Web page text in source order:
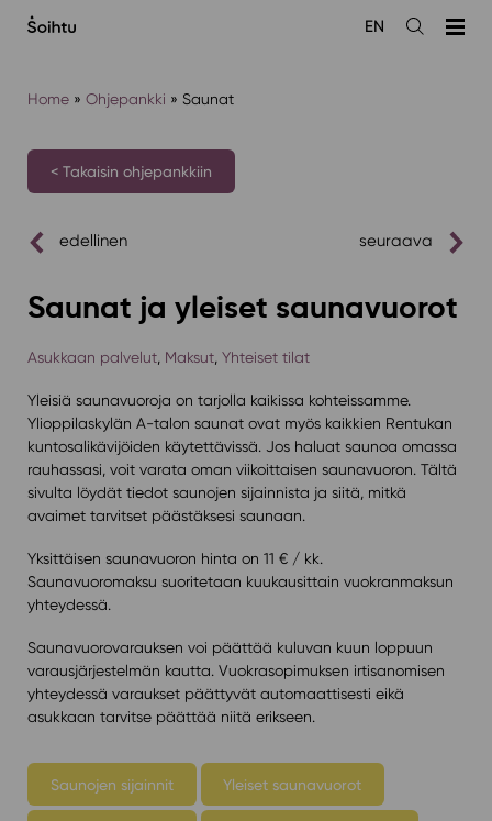
sisältöön
Avaa
EN
Home» Ohjepankki » Saunat
< Takaisin ohjepankkiin
edellinen seuraava
Saunat ja yleiset saunavuorot
Asukkaan palvelut, Maksut, Yhteiset tilat
Yleisiä saunavuoroja on tarjolla kaikissa kohteissamme.
Ylioppilaskylän A-talon saunat ovat myös kaikkien Rentukan
kuntosalikävijöiden käytettävissä. Jos haluat saunoa omassa
rauhassasi, voit varata oman viikoittaisen saunavuoron. Tältä
sivulta löydät tiedot saunojen sijainnista ja siitä, mitkä
avaimet tarvitset päästäksesi saunaan.
Yksittäisen saunavuoron hinta on 11 € / kk.
Saunavuoromaksu suoritetaan kuukausittain vuokranmaksun
yhteydessä.
Saunavuorovarauksen voi päättää kuluvan kuun loppuun
varausjärjestelmän kautta. Vuokrasopimuksen irtisanomisen
yhteydessä varaukset päättyvät automaattisesti eikä
asukkaan tarvitse päättää niitä erikseen.
Saunojen sijainnit Yleiset saunavuorot